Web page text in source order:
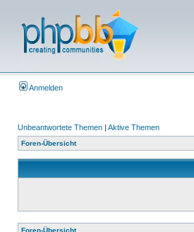
Anmelden
Unbeantwortete Themen | Aktive Themen
Foren-Übersicht
Foren-Übersicht